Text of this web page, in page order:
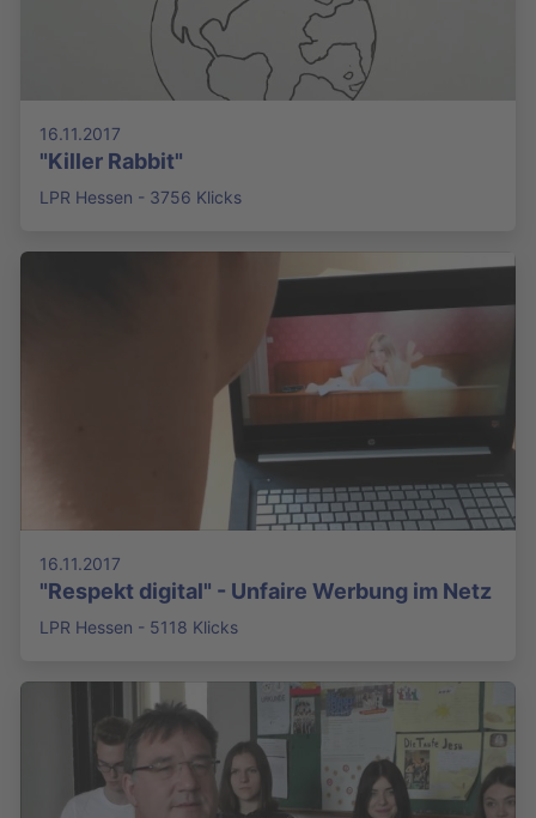
16.11.2017
"Killer Rabbit"
LPR Hessen - 3756 Klicks
16.11.2017
"Respekt digital" - Unfaire Werbung im Netz
LPR Hessen - 5118 Klicks